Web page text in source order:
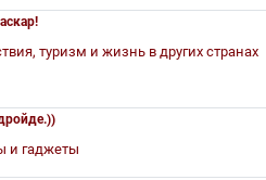
туризм и жизнь в других странах
и гаджеты